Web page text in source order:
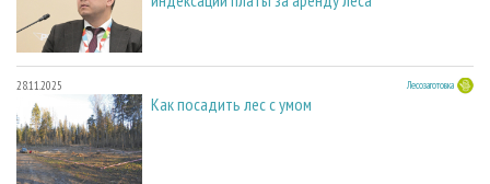
28.11.2025 Лесозаготовка
Как посадить лес с умом